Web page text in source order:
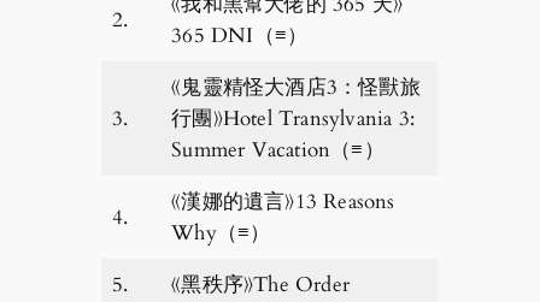
2.
365 DNI（≡）
3.
《鬼靈精怪大酒店3：怪獸旅
行團》Hotel Transylvania 3:
Summer Vacation（≡）
4.
《漢娜的遺言》13 Reasons
Why（≡）
5.
《黑秩序》The Order